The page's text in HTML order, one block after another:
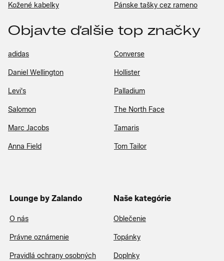
Kožené kabelky Pánske tašky cez rameno
Objavte ďalšie top značky
adidas Converse
Daniel Wellington Hollister
Levi's Palladium
Salomon The North Face
Marc Jacobs Tamaris
Anna Field Tom Tailor
Lounge by Zalando
O nás
Právne oznámenie
Pravidlá ochrany osobných
Naše kategórie
Oblečenie
Topánky
Doplnky